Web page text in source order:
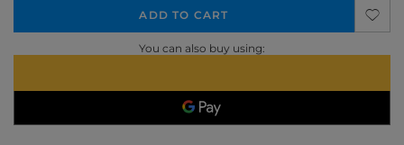
ADD TO CART
You can also buy using: